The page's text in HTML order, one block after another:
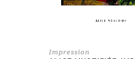
Impression